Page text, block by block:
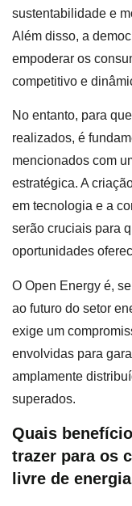
sustentabilidade e
Além disso, a
empoderar os
competitivo e
No entanto, para
realizados, é
mencionados com
estratégica. A
em tecnologia e a
serão cruciais para
oportunidades
O Open Energy é,
ao futuro do setor
exige um
envolvidas para
amplamente
superados.
Quais
trazer para os
livre de